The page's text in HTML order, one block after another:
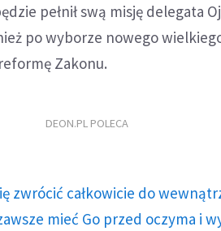
pełnił swą misję delegata
po wyborze nowego
Zakonu.
DEON.PL POLECA
zwrócić całkowicie do
mieć Go przed oczyma i